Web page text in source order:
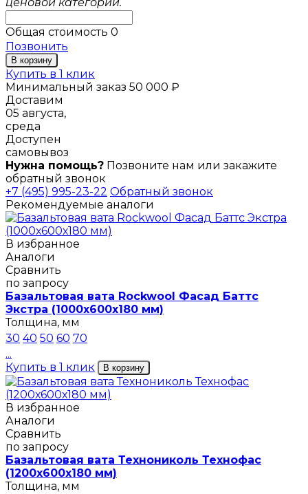
ценовой категории.
Общая стоимость 0
Позвонить
В корзину
Купить в 1 клик
Минимальный заказ 50 000 ₽
Доставим
05 августа,
среда
Доступен
самовывоз
Нужна помощь? Позвоните нам или закажите
обратный звонок
+7 (495) 995-23-22 Обратный звонок
Рекомендуемые аналоги
В избранное
Аналоги
Сравнить
по запросу
Базальтовая вата Rockwool Фасад Баттс
Экстра (1000х600х180 мм)
Толщина, мм
30 40 50 60 70
...
Купить в 1 клик
В корзину
В избранное
Аналоги
Сравнить
по запросу
Базальтовая вата Технониколь Технофас
(1200х600х180 мм)
Толщина, мм